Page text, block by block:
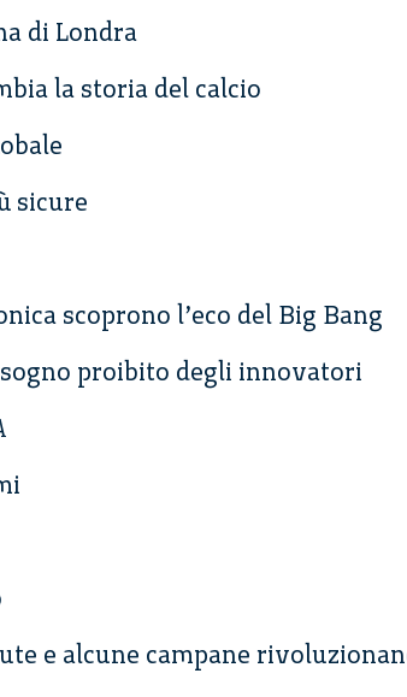
di Londra
la storia del calcio
sicure
scoprono l’eco del Big Bang
proibito degli innovatori
e alcune campane